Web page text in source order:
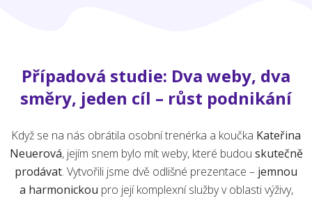
Případová studie: Dva weby, dva
směry, jeden cíl – růst podnikání
Když se na nás obrátila osobní trenérka a koučka Kateřina
Neuerová, jejím snem bylo mít weby, které budou skutečně
prodávat. Vytvořili jsme dvě odlišné prezentace – jemnou
a harmonickou pro její komplexní služby v oblasti výživy,